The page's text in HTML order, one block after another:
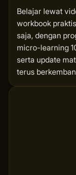
Belajar lewat
workbook
saja, dengan
micro-learning
serta update
terus